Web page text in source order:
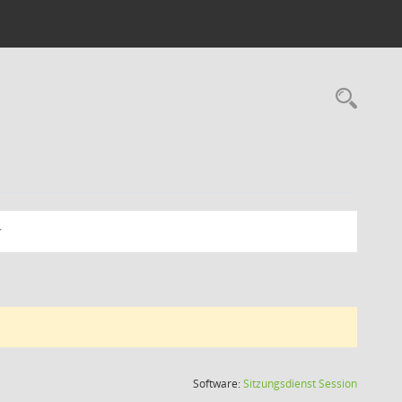
Software:SitzungsdienstSession(Wird in